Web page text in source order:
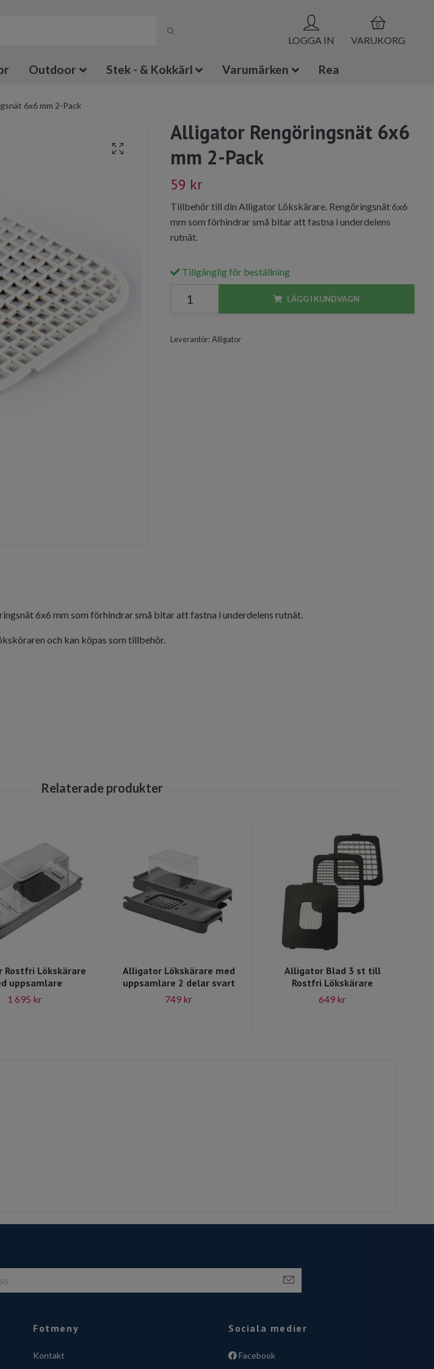
LOGGA IN
0
VARUKORG
Outdoor Stek - & Kokkärl Varumärken Rea
6x6 mm 2-Pack
Alligator Rengöringsnät 6x6
mm 2-Pack
59 kr
Tillbehör till din Alligator Lökskärare. Rengöringsnät 6x6
mm som förhindrar små bitar att fastna i underdelens
rutnät.
Tillgänglig för beställning
LÄGG I KUNDVAGN
Leverantör:Alligator
6x6 mm som förhindrar små bitar att fastna i underdelens rutnät.
och kan köpas som tillbehör.
Rostfri Lökskärare
uppsamlare
1 695 kr
Alligator Lökskärare med
uppsamlare 2 delar svart
749 kr
Alligator Blad 3 st till
Rostfri Lökskärare
649 kr
Fotmeny
Kontakt
Sociala medier
Facebook